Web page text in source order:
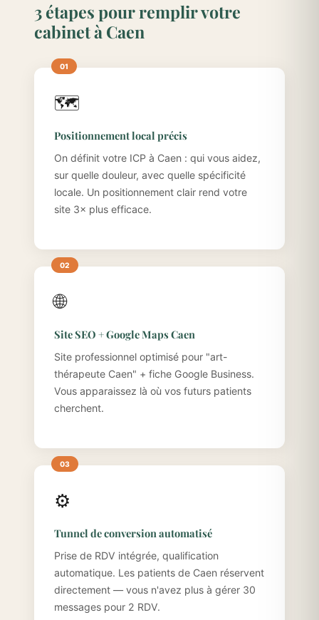
3 étapes pour remplir votre
cabinet à Caen
🗺️
Positionnement local précis
On définit votre ICP à Caen : qui vous aidez,
sur quelle douleur, avec quelle spécificité
locale. Un positionnement clair rend votre
site 3× plus efficace.
🌐
Site SEO + Google Maps Caen
Site professionnel optimisé pour "art-
thérapeute Caen" + fiche Google Business.
Vous apparaissez là où vos futurs patients
cherchent.
⚙️
Tunnel de conversion automatisé
Prise de RDV intégrée, qualification
automatique. Les patients de Caen réservent
directement — vous n'avez plus à gérer 30
messages pour 2 RDV.